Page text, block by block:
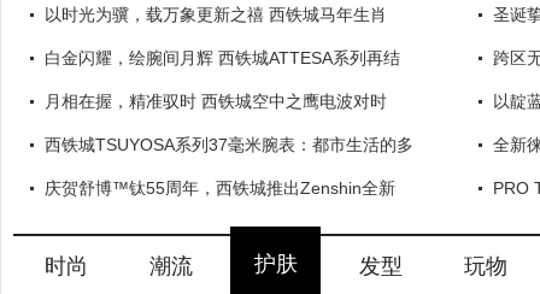
以时光为骥，载万象更新之禧 西铁城马年生肖 圣诞
白金闪耀，绘腕间月辉 西铁城ATTESA系列再结 跨区
月相在握，精准驭时 西铁城空中之鹰电波对时 以靛
西铁城TSUYOSA系列37毫米腕表：都市生活的多 全新
庆贺舒博™钛55周年，西铁城推出Zenshin全新 PRO
时尚 潮流 护肤 发型 玩物